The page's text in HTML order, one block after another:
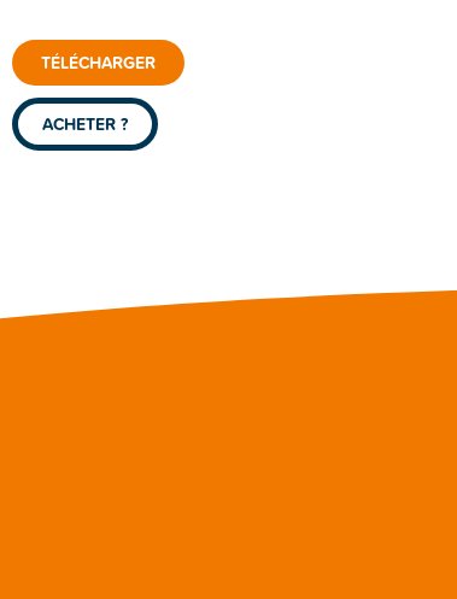
TÉLÉCHARGER
ACHETER ?